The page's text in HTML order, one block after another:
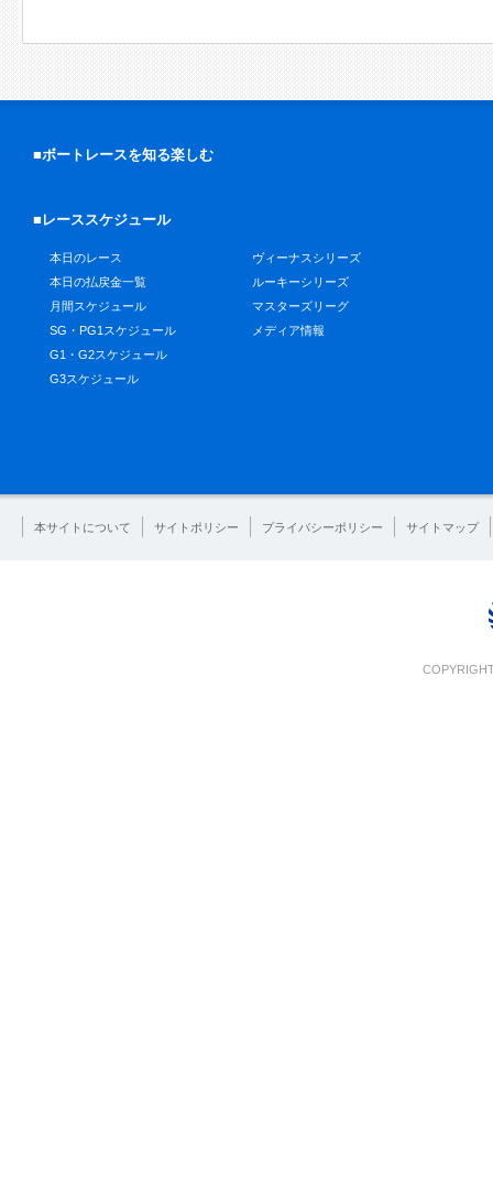
■ボートレースを知る楽しむ
■レーススケジュール
本日のレース
本日の払戻金一覧
月間スケジュール
SG・PG1スケジュール
G1・G2スケジュール
G3スケジュール
ヴィーナスシリーズ
ルーキーシリーズ
マスターズリーグ
メディア情報
本サイトについて サイトポリシー プライバシーポリシー サイトマップ